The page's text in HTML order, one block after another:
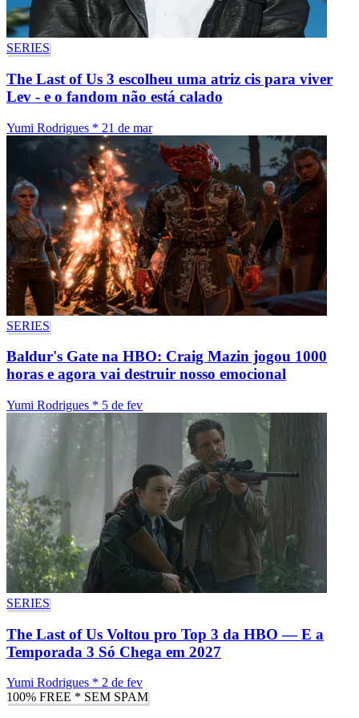
SERIES
The Last of Us 3 escolheu uma atriz cis para viver
Lev - e o fandom não está calado
Yumi Rodrigues * 21 de mar
SERIES
Baldur's Gate na HBO: Craig Mazin jogou 1000
horas e agora vai destruir nosso emocional
Yumi Rodrigues * 5 de fev
SERIES
The Last of Us Voltou pro Top 3 da HBO — E a
Temporada 3 Só Chega em 2027
Yumi Rodrigues * 2 de fev
100% FREE * SEM SPAM